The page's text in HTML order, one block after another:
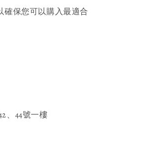
確保您可以購入最適合
、44號一樓